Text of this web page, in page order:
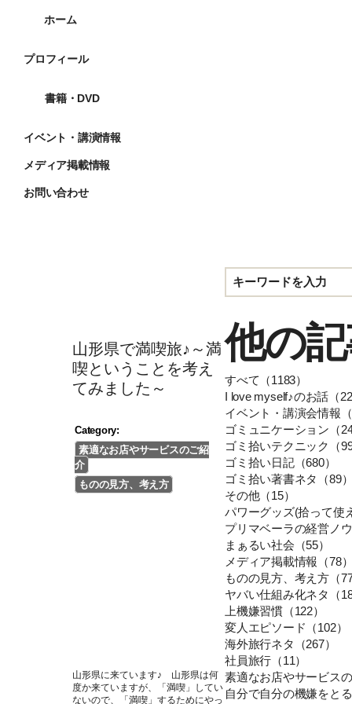
ホーム
プロフィール
履歴書
書籍・DVD
イベント・講演情報
イベント・講演情報
メディア掲載情報
メディア掲載
お問い合わせ
山形県で満喫旅♪～満
喫ということを考え
てみました～
Category:
素適なお店やサービスのご紹
介
ものの見方、考え方
山形県に来ています♪ 山形県は何
度か来ていますが、「満喫」してい
ないので、「満喫」するためにやっ
他の
すべて（1183）
I love myself♪のお話（
イベント・講演会情報
ゴミュニケーション（
ゴミ拾いテクニック（
ゴミ拾い日記（680）
ゴミ拾い著書ネタ（89
その他（15）
パワーグッズ(拾って使
プリマベーラの経営ノ
まぁるい社会（55）
メディア掲載情報（78
ものの見方、考え方（
ヤバい仕組み化ネタ（
上機嫌習慣（122）
変人エピソード（102）
海外旅行ネタ（267）
社員旅行（11）
素適なお店やサービス
自分で自分の機嫌をと